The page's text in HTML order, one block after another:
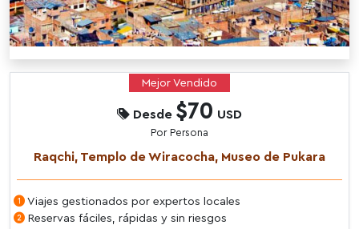
Mejor Vendido
Desde $70 USD
Por Persona
Raqchi, Templo de Wiracocha, Museo de Pukara
Viajes gestionados por expertos locales
Reservas fáciles, rápidas y sin riesgos